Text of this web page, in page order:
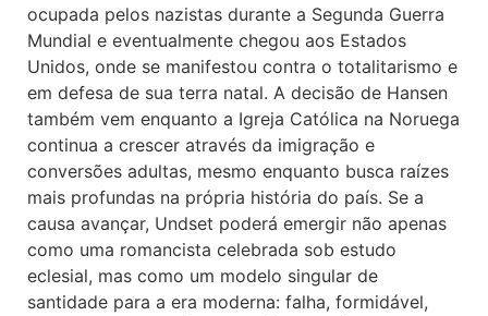
ocupada pelos nazistas durante a Segunda Guerra
Mundial e eventualmente chegou aos Estados
Unidos, onde se manifestou contra o totalitarismo e
em defesa de sua terra natal. A decisão de Hansen
também vem enquanto a Igreja Católica na Noruega
continua a crescer através da imigração e
conversões adultas, mesmo enquanto busca raízes
mais profundas na própria história do país. Se a
causa avançar, Undset poderá emergir não apenas
como uma romancista celebrada sob estudo
eclesial, mas como um modelo singular de
santidade para a era moderna: falha, formidável,